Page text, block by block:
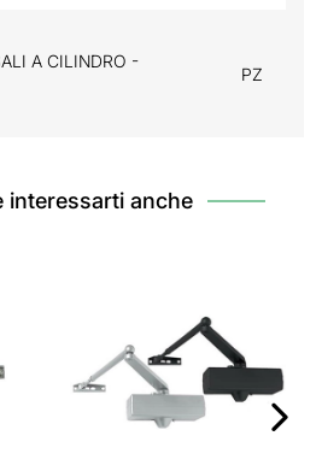
A CILINDRO -
PZ
interessarti anche